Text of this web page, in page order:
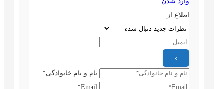
اطلاع از
نام و نام خانوادگی*
Email*